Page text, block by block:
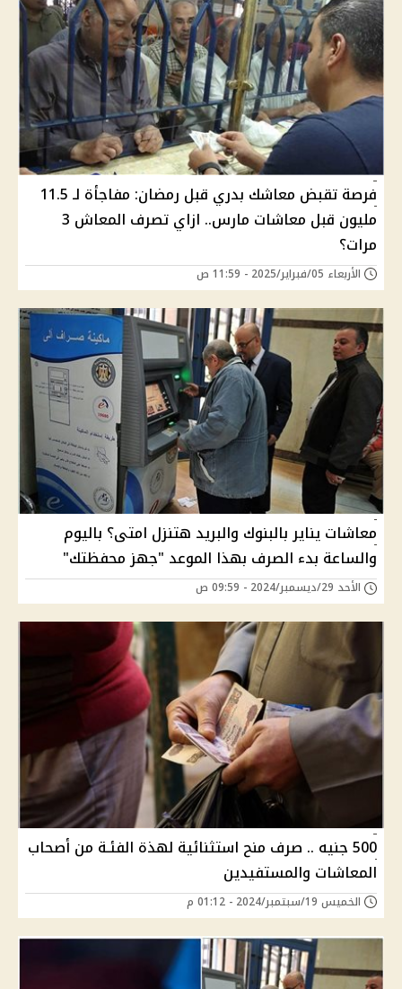
فرصة تقبض معاشك بدري قبل رمضان: مفاجأة لـ 11.5
مليون قبل معاشات مارس.. ازاي تصرف المعاش 3
مرات؟
الأربعاء 05/فبراير/2025 - 11:59 ص
معاشات يناير بالبنوك والبريد هتنزل امتى؟ باليوم
والساعة بدء الصرف بهذا الموعد "جهز محفظتك"
الأحد 29/ديسمبر/2024 - 09:59 ص
500 جنيه .. صرف منح استثنائية لهذة الفئـة من أصحاب
المعاشات والمستفيدين
الخميس 19/سبتمبر/2024 - 01:12 م